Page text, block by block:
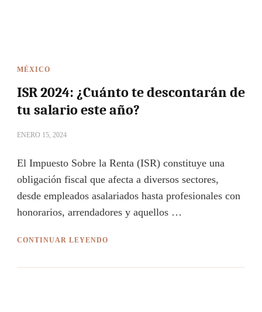
MÉXICO
ISR 2024: ¿Cuánto te descontarán de
tu salario este año?
ENERO 15, 2024
El Impuesto Sobre la Renta (ISR) constituye una
obligación fiscal que afecta a diversos sectores,
desde empleados asalariados hasta profesionales con
honorarios, arrendadores y aquellos …
CONTINUAR LEYENDO